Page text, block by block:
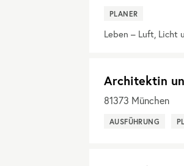
PLANER
Leben – Luft, Licht
Architektin
81373 München
AUSFÜHRUNG